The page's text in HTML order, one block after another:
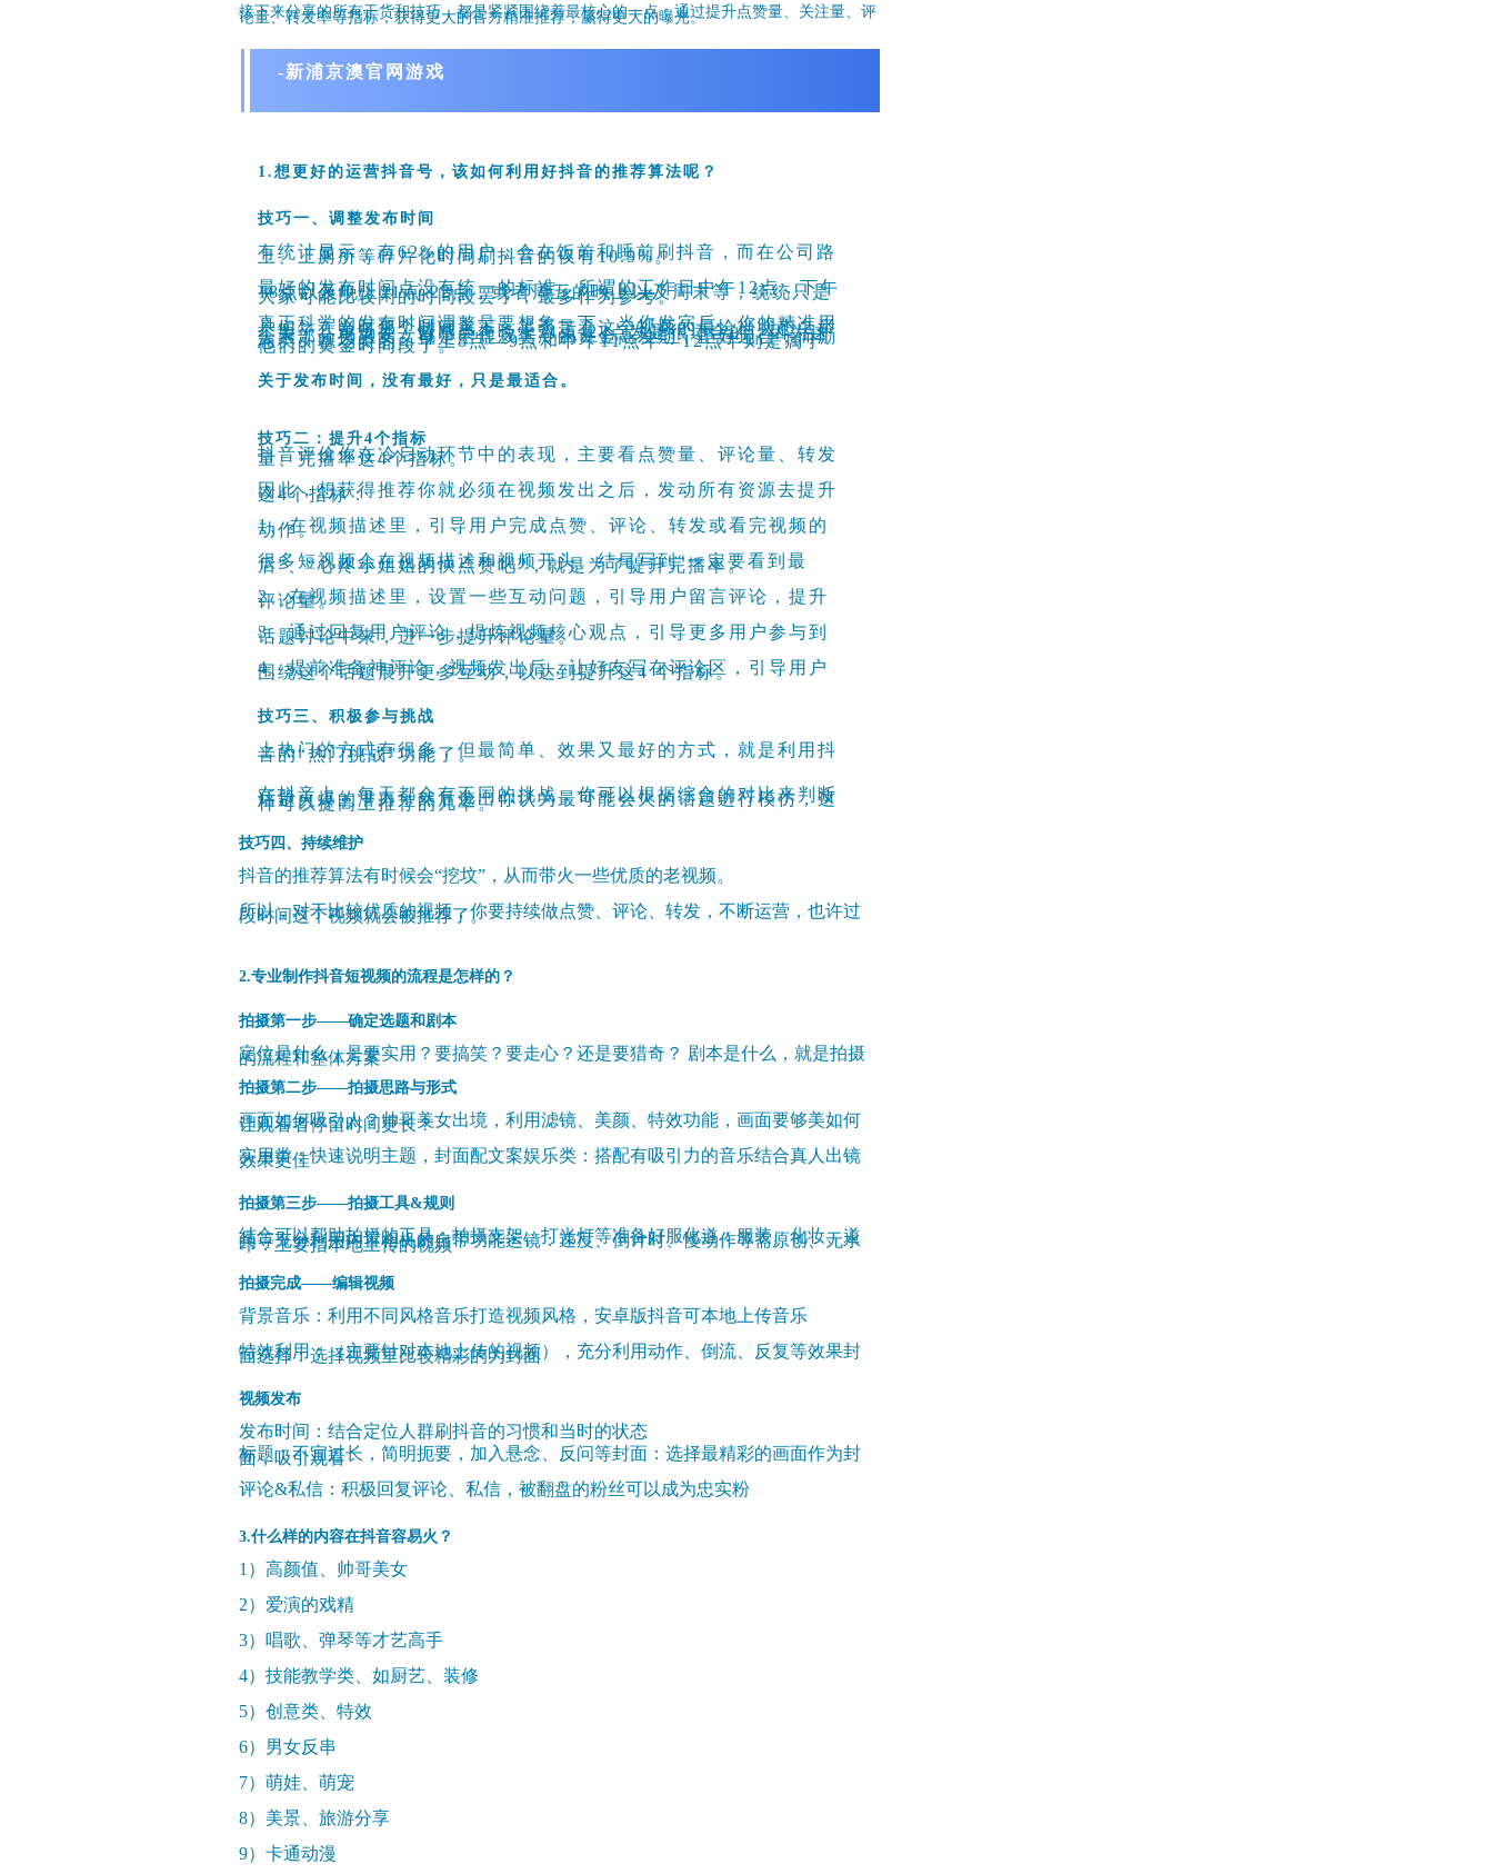
接下来分享的所有干货和技巧，都是紧紧围绕着最核心的一点：通过提升点赞量、关注量、评
论量、转发率等指标，获得更大的官方精准推荐，赢得更大的曝光。
-新浦京澳官网游戏
1.想更好的运营抖音号，该如何利用好抖音的推荐算法呢？
技巧一、调整发布时间
有统计显示，有62%的用户，会在饭前和睡前刷抖音，而在公司路
上、上厕所等碎片化时间刷抖音的仅有10.9%。
最好的发布时间点没有统一的标准，所谓的工作日中午12点，下午
18点以及晚上21点-22点，或者周五的晚上以及周末等，统统只是
大家可能比较闲的时间段罢了，最多作为参考。
真正科学的发布时间调整是要想象一下，当你发完后，你的精准用
户们，在当时那个时间点下，是否是看这个视频的最恰当状态？举
个栗子，鸡汤类、情感类在晚上21点-23点发是很适合的，因为这
会大部分男男女女都是空虚寂寞冷的黄金高发期，正好迎合；而励
志类、职场类的，早上8点—9点和中午11点半—12点半则是属于
他们的黄金时间段了。
关于发布时间，没有最好，只是最适合。
技巧二：提升4个指标
抖音评价你在冷启动环节中的表现，主要看点赞量、评论量、转发
量、完播率这4个指标。
因此，想获得推荐你就必须在视频发出之后，发动所有资源去提升
这4个指标：
1、在视频描述里，引导用户完成点赞、评论、转发或看完视频的
动作。
很多短视频会在视频描述和视频开头、结尾写到“一定要看到最
后”、“心疼小姐姐的快点赞吧”，就是为了提升完播率。
2、在视频描述里，设置一些互动问题，引导用户留言评论，提升
评论量。
3、通过回复用户评论，提炼视频核心观点，引导更多用户参与到
话题讨论中来，进一步提升评论量。
4、提前准备神评论，视频发出后，让好友写在评论区，引导用户
围绕这个话题展开更多互动，以达到提升这4 个指标。
技巧三、积极参与挑战
上热门的方式有很多，但最简单、效果又最好的方式，就是利用抖
音的“热门挑战”功能了。
在抖音上，每天都会有不同的挑战，你可以根据综合的对比来判断
话题火爆的潜力，然后选出你认为最可能会火的话题进行模仿，这
样可以提高上推荐的几率。
技巧四、持续维护
抖音的推荐算法有时候会“挖坟”，从而带火一些优质的老视频。
所以，对于比较优质的视频，你要持续做点赞、评论、转发，不断运营，也许过
段时间这个视频就会被推荐了。
2.专业制作抖音短视频的流程是怎样的？
拍摄第一步——确定选题和剧本
定位是什么，是要实用？要搞笑？要走心？还是要猎奇？ 剧本是什么，就是拍摄
的流程和整体方案
拍摄第二步——拍摄思路与形式
画面如何吸引人？帅哥美女出境，利用滤镜、美颜、特效功能，画面要够美如何
让观看者停留时间更长？
实用类：快速说明主题，封面配文案娱乐类：搭配有吸引力的音乐结合真人出镜
效果更佳
拍摄第三步——拍摄工具&规则
结合可以帮助拍摄的工具：拍摄支架、打光灯等准备好服化道：服装、化妆、道
具等充分利用内置相机的自带功能运镜：速度、倒计时、慢动作等需原创、无水
印：主要指本地上传的视频
拍摄完成——编辑视频
背景音乐：利用不同风格音乐打造视频风格，安卓版抖音可本地上传音乐
特效利用：（主要针对本地上传的视频），充分利用动作、倒流、反复等效果封
面选择：选择视频里比较精彩的为封面
视频发布
发布时间：结合定位人群刷抖音的习惯和当时的状态
标题：不宜过长，简明扼要，加入悬念、反问等封面：选择最精彩的画面作为封
面，吸引观看
评论&私信：积极回复评论、私信，被翻盘的粉丝可以成为忠实粉
3.什么样的内容在抖音容易火？
1）高颜值、帅哥美女
2）爱演的戏精
3）唱歌、弹琴等才艺高手
4）技能教学类、如厨艺、装修
5）创意类、特效
6）男女反串
7）萌娃、萌宠
8）美景、旅游分享
9）卡通动漫